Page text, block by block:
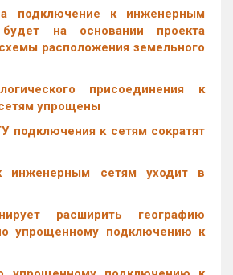
подключение к инженерным
на основании проекта
расположения земельного
присоединения к
упрощены
подключения к сетям сократят
инженерным сетям уходит в
расширить географию
упрощенному подключению к